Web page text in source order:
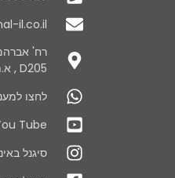
il.co.il
D205 , א.ת מעויין שורק , ראשון לציון
לחצו
Tube
סיגנל